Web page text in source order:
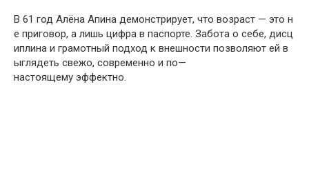
В 61 год Алёна Апина демонстрирует, что возраст — это н
е приговор, а лишь цифра в паспорте. Забота о себе, дисц
иплина и грамотный подход к внешности позволяют ей в
ыглядеть свежо, современно и по—
настоящему эффектно.